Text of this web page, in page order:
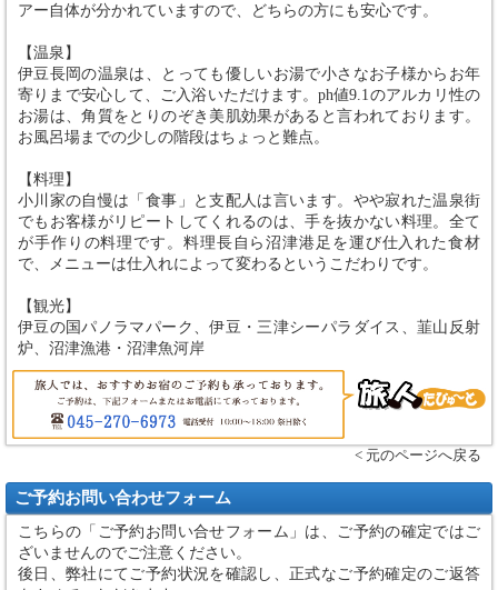
アー自体が分かれていますので、どちらの方にも安心です。
【温泉】
伊豆長岡の温泉は、とっても優しいお湯で小さなお子様からお年
寄りまで安心して、ご入浴いただけます。ph値9.1のアルカリ性の
お湯は、角質をとりのぞき美肌効果があると言われております。
お風呂場までの少しの階段はちょっと難点。
【料理】
小川家の自慢は「食事」と支配人は言います。やや寂れた温泉街
でもお客様がリピートしてくれるのは、手を抜かない料理。全て
が手作りの料理です。料理長自ら沼津港足を運び仕入れた食材
で、メニューは仕入れによって変わるというこだわりです。
【観光】
伊豆の国パノラマパーク、伊豆・三津シーパラダイス、韮山反射
炉、沼津漁港・沼津魚河岸
< 元のページへ戻る
ご予約お問い合わせフォーム
こちらの「ご予約お問い合せフォーム」は、ご予約の確定ではご
ざいませんのでご注意ください。
後日、弊社にてご予約状況を確認し、正式なご予約確定のご返答